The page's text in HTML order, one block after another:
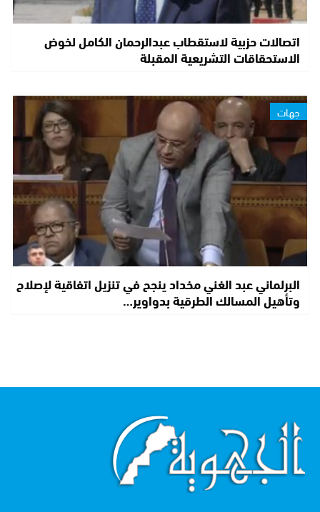
اتصالات حزبية لاستقطاب عبدالرحمان الكامل لخوض
الاستحقاقات التشريعية المقبلة
جهات
البرلماني عبد الغني مخداد ينجح في تنزيل اتفاقية لإصلاح
وتأهيل المسالك الطرقية بدواوير…